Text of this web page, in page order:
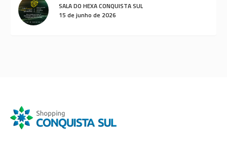
SALA DO HEXA CONQUISTA SUL
15 de junho de 2026